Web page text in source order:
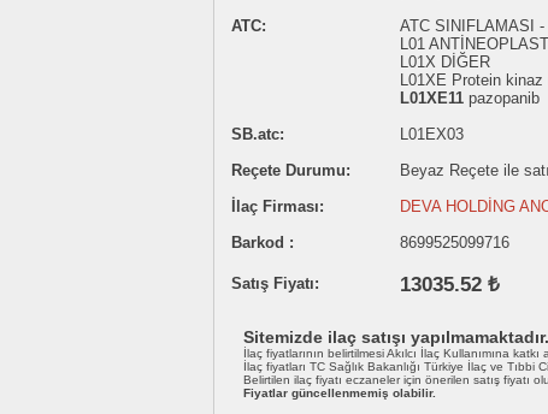
ATC:
ATC SINIFLAMASI
L01
L01X DİĞER
L01XE Protein kinaz
L01XE11 pazopanib
SB.atc:
L01EX03
Reçete Durumu:
Beyaz Reçete ile
İlaç Firması:
DEVA HOLDİNG
Barkod :
8699525099716
Satış Fiyatı: 13035.52 ₺
Sitemizde ilaç satışı yapılmamaktadır.
İlaç fiyatlarının belirtilmesi Akılcı İlaç Kullanımına katkı
İlaç fiyatları TC Sağlık Bakanlığı Türkiye İlaç ve Tıbbi
Belirtilen ilaç fiyatı eczaneler için önerilen satış fiyatı
Fiyatlar güncellenmemiş olabilir.